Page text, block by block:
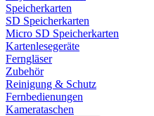
Speicherkarten
SD Speicherkarten
Micro SD Speicherkarten
Kartenlesegeräte
Ferngläser
Zubehör
Reinigung & Schutz
Fernbedienungen
Kamerataschen